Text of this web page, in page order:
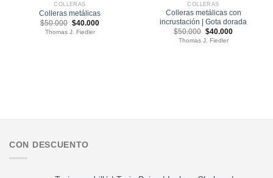
COLLERAS
Colleras metálicas
$50.000 El
precio
original
$40.000El
Thomas J. Fiedler
COLLERAS
Colleras metálicas con
incrustación | Gota dorada
$50.000 El
precio
original
$40.000El
Thomas J. Fiedler
CON DESCUENTO